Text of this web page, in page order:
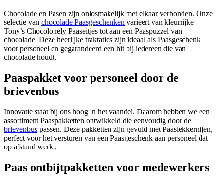
Chocolade en Pasen zijn onlosmakelijk met elkaar verbonden. Onze
selectie van chocolade Paasgeschenken varieert van kleurrijke
Tony’s Chocolonely Paaseitjes tot aan een Paaspuzzel van
chocolade. Deze heerlijke traktaties zijn ideaal als Paasgeschenk
voor personeel en gegarandeerd een hit bij iedereen die van
chocolade houdt.
Paaspakket voor personeel door de
brievenbus
Innovatie staat bij ons hoog in het vaandel. Daarom hebben we een
assortiment Paaspakketten ontwikkeld die eenvoudig door de
brievenbus passen. Deze pakketten zijn gevuld met Paaslekkernijen,
perfect voor het versturen van een Paasgeschenk aan personeel dat
op afstand werkt.
Paas ontbijtpakketten voor medewerkers